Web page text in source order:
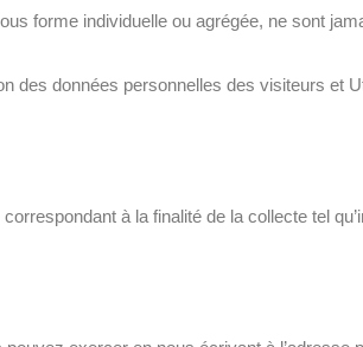
forme individuelle ou agrégée, ne sont
des données personnelles des visiteurs et
à la finalité de la collecte tel